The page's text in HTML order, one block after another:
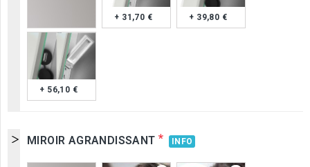
+ 31,70 € + 39,80 €
+ 56,10 €
MIROIR AGRANDISSANT * INFO